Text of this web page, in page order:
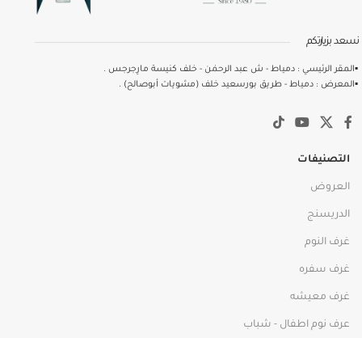
نسعد بزيارتكم
▪️المقر الرئيسي : دمياط - ش عبد الرحمٰن - خلف كنيسة مارِجرجس .
▪️المعرض : دمياط - طريق بورسعيد خلف (مشويات أبوصالح) .
التصنيفات
العروض
الدريسنج
غرف النوم
غرف سفره
غرف معيشه
عرف نوم اطفال - شباب